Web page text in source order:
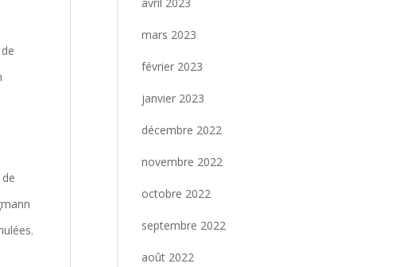
mars 2023
février 2023
janvier 2023
décembre 2022
novembre 2022
octobre 2022
septembre 2022
août 2022